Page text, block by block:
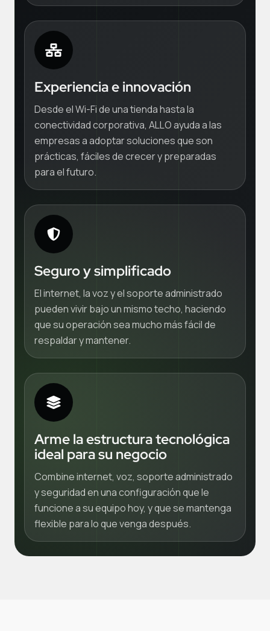
Experiencia e innovación
Desde el Wi-Fi de una tienda hasta la
conectividad corporativa, ALLO ayuda a las
empresas a adoptar soluciones que son
prácticas, fáciles de crecer y preparadas
para el futuro.
Seguro y simplificado
El internet, la voz y el soporte administrado
pueden vivir bajo un mismo techo, haciendo
que su operación sea mucho más fácil de
respaldar y mantener.
Arme la estructura tecnológica
ideal para su negocio
Combine internet, voz, soporte administrado
y seguridad en una configuración que le
funcione a su equipo hoy, y que se mantenga
flexible para lo que venga después.